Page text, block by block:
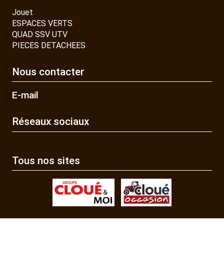
Jouet
ESPACES VERTS
QUAD SSV UTV
PIECES DETACHEES
Nous contacter
E-mail
Réseaux sociaux
Tous nos sites